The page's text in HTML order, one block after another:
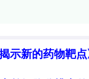
Cas12a系统
感器对Pb
示新的药物靶